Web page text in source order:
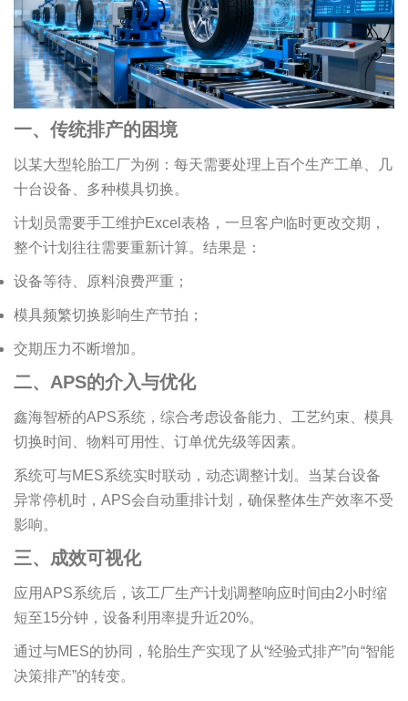
一、传统排产的困境
以某大型轮胎工厂为例：每天需要处理上百个生产工单、几
十台设备、多种模具切换。
计划员需要手工维护Excel表格，一旦客户临时更改交期，
整个计划往往需要重新计算。结果是：
设备等待、原料浪费严重；
模具频繁切换影响生产节拍；
交期压力不断增加。
二、APS的介入与优化
鑫海智桥的APS系统，综合考虑设备能力、工艺约束、模具
切换时间、物料可用性、订单优先级等因素。
系统可与MES系统实时联动，动态调整计划。当某台设备
异常停机时，APS会自动重排计划，确保整体生产效率不受
影响。
三、成效可视化
应用APS系统后，该工厂生产计划调整响应时间由2小时缩
短至15分钟，设备利用率提升近20%。
通过与MES的协同，轮胎生产实现了从“经验式排产”向“智能
决策排产”的转变。